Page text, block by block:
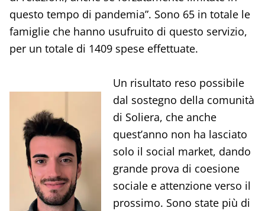
questo tempo di pandemia”. Sono 65 in totale le
famiglie che hanno usufruito di questo servizio,
per un totale di 1409 spese effettuate.
Un risultato reso possibile
dal sostegno della comunità
di Soliera, che anche
quest’anno non ha lasciato
solo il social market, dando
grande prova di coesione
sociale e attenzione verso il
prossimo. Sono state più di